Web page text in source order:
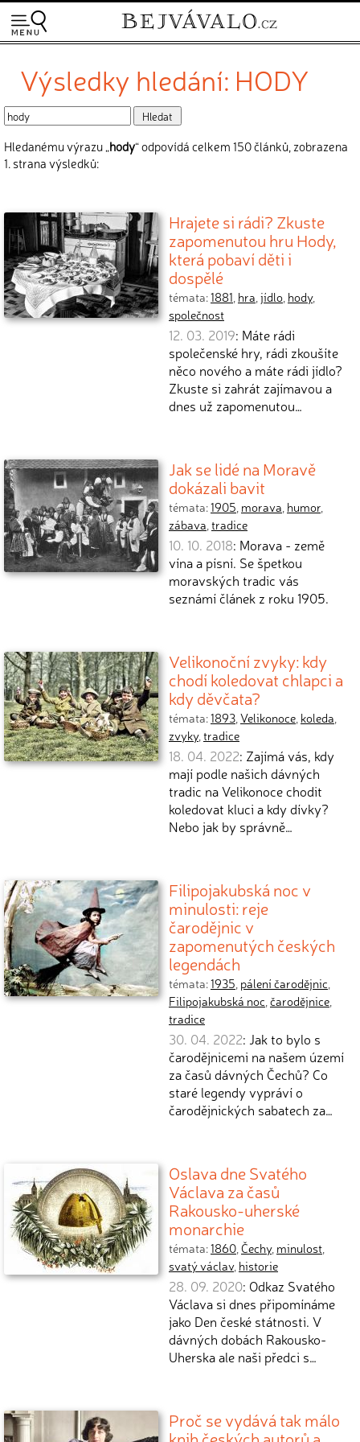
Výsledky hledání: HODY
Hledanému výrazu „hody“ odpovídá celkem 150 článků, zobrazena
1. strana výsledků:
Hrajete si rádi? Zkuste
zapomenutou hru Hody,
která pobaví děti i
dospělé
témata:1881, hra,jídlo, hody,
společnost
12. 03. 2019: Máte rádi
společenské hry, rádi zkoušíte
něco nového a máte rádi jídlo?
Zkuste si zahrát zajímavou a
dnes už zapomenutou…
Jak se lidé na Moravě
dokázali bavit
témata:1905, morava, humor,
zábava,tradice
10. 10. 2018: Morava - země
vína a písní. Se špetkou
moravských tradic vás
seznámí článek z roku 1905.
Velikonoční zvyky: kdy
chodí koledovat chlapci a
kdy děvčata?
témata:1893,Velikonoce, koleda,
zvyky,tradice
18. 04. 2022: Zajímá vás, kdy
mají podle našich dávných
tradic na Velikonoce chodit
koledovat kluci a kdy dívky?
Nebo jak by správně…
Filipojakubská noc v
minulosti: reje
čarodějnic v
zapomenutých českých
legendách
témata:1935, pálení čarodějnic,
Filipojakubská noc,čarodějnice,
tradice
30. 04. 2022: Jak to bylo s
čarodějnicemi na našem území
za časů dávných Čechů? Co
staré legendy vypráví o
čarodějnických sabatech za…
Oslava dne Svatého
Václava za časů
Rakousko-uherské
monarchie
témata:1860,Čechy, minulost,
svatý václav, historie
28. 09. 2020: Odkaz Svatého
Václava si dnes připomínáme
jako Den české státnosti. V
dávných dobách Rakousko-
Uherska ale naši předci s…
Proč se vydává tak málo